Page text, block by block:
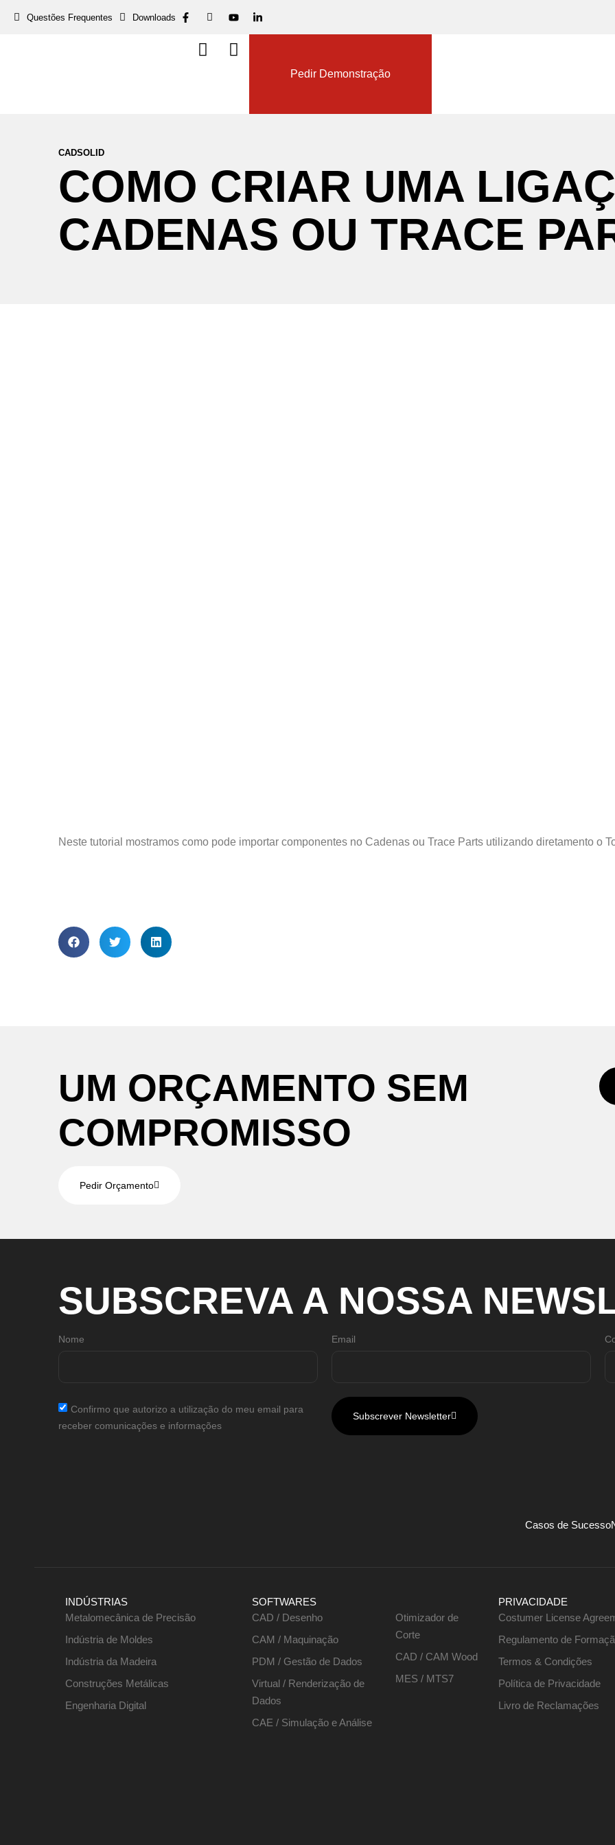
Questões Frequentes Downloads
Pedir Demonstração
CADSOLID
COMO CRIAR UMA
CADENAS OU TRACE
Neste tutorial mostramos como pode importar componentes no Cadenas ou Trace Parts utilizando diretamento o
UM ORÇAMENTO SEM
COMPROMISSO
Pedir Orçamento
SUBSCREVA A NOSSA
Nome Email
Confirmo que autorizo a utilização do meu email para
receber comunicações e informações
Subscrever Newsletter
Casos de Sucesso
INDÚSTRIAS
Metalomecânica de Precisão
Indústria de Moldes
Indústria da Madeira
Construções Metálicas
Engenharia Digital
SOFTWARES
CAD / Desenho
CAM / Maquinação
PDM / Gestão de Dados
Virtual / Renderização de
Dados
CAE / Simulação e Análise
Otimizador de
Corte
CAD / CAM Wood
MES / MTS7
PRIVACIDADE
Costumer License
Regulamento de
Termos & Condições
Política de Privacidade
Livro de Reclamações